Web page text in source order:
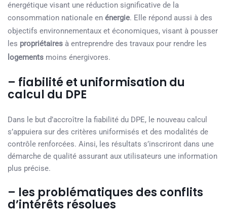
énergétique visant une réduction significative de la
consommation nationale en énergie. Elle répond aussi à des
objectifs environnementaux et économiques, visant à pousser
les propriétaires à entreprendre des travaux pour rendre les
logements moins énergivores.
– fiabilité et uniformisation du
calcul du DPE
Dans le but d’accroître la fiabilité du DPE, le nouveau calcul
s’appuiera sur des critères uniformisés et des modalités de
contrôle renforcées. Ainsi, les résultats s’inscriront dans une
démarche de qualité assurant aux utilisateurs une information
plus précise.
– les problématiques des conflits
d’intérêts résolues